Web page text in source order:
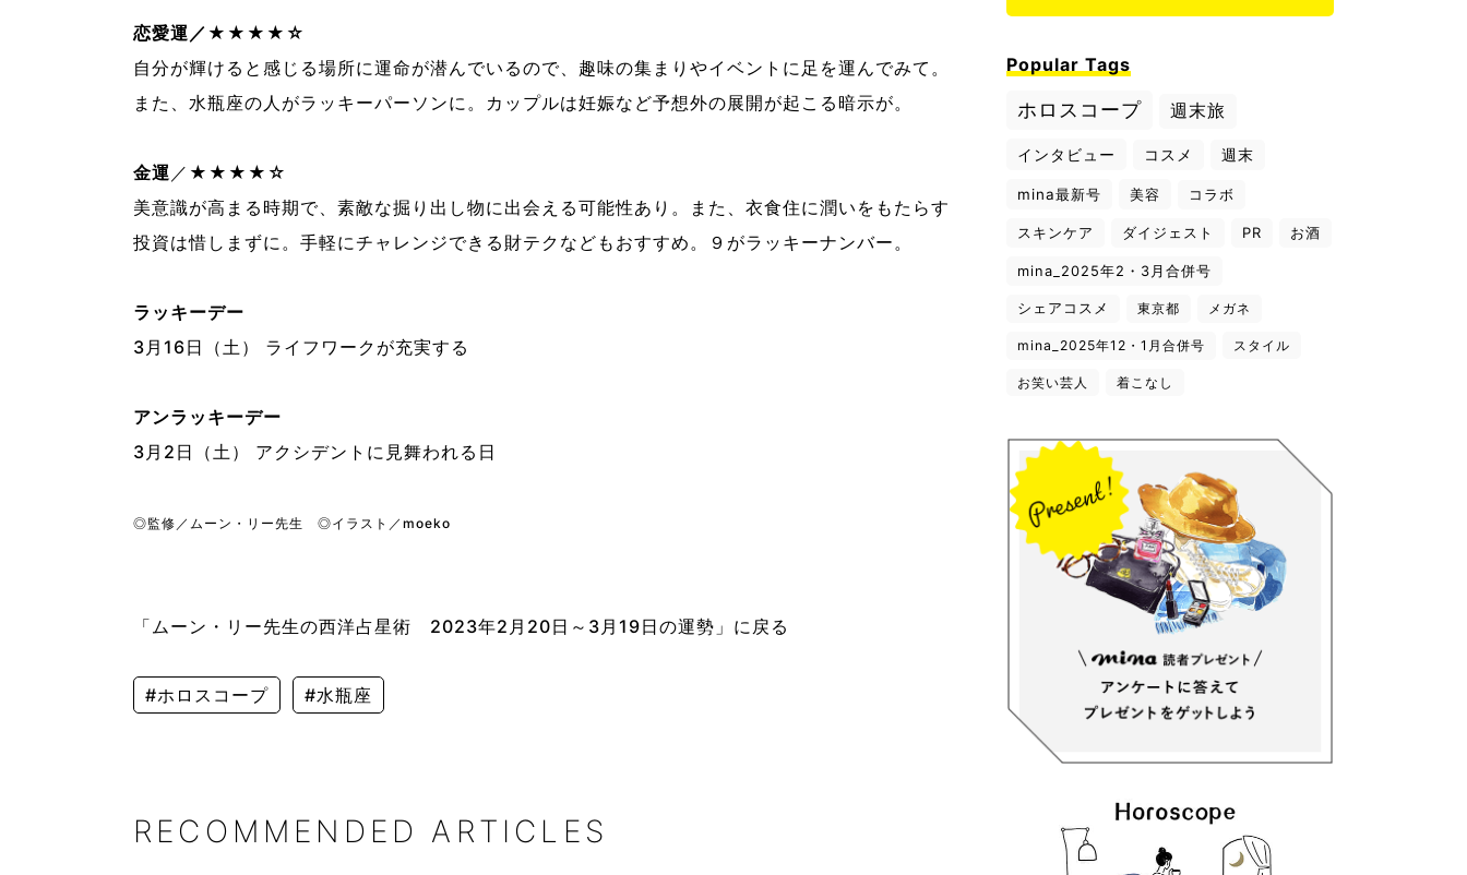
恋愛運／★★★★☆
自分が輝けると感じる場所に運命が潜んでいるので、趣味の集まりやイベントに足を運んでみて。
また、水瓶座の人がラッキーパーソンに。カップルは妊娠など予想外の展開が起こる暗示が。
金運 ／★★★★☆
美意識が高まる時期で、素敵な掘り出し物に出会える可能性あり。また、衣食住に潤いをもたらす
投資は惜しまずに。手軽にチャレンジできる財テクなどもおすすめ。９がラッキーナンバー。
ラッキーデー
3月16日（土） ライフワークが充実する
アンラッキーデー
3月2日（土） アクシデントに見舞われる日
◎監修／ムーン・リー先生 ◎イラスト／moeko
「ムーン・リー先生の西洋占星術 2023年2月20日～3月19日の運勢」に戻る
#ホロスコープ #水瓶座
RECOMMENDED ARTICLES
Popular Tags
ホロスコープ 週末旅
インタビュー コスメ 週末
mina最新号 美容 コラボ
スキンケア ダイジェスト PR お酒
mina_2025年2・3月合併号
シェアコスメ 東京都 メガネ
mina_2025年12・1月合併号 スタイル
お笑い芸人 着こなし